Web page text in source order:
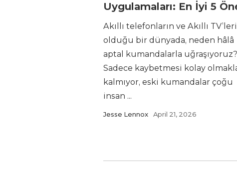
Uygulamaları: En İyi 5
Akıllı telefonların ve Akıllı
olduğu bir dünyada, neden hâlâ
aptal kumandalarla uğraşıyoruz?
Sadece kaybetmesi kolay
kalmıyor, eski kumandalar çoğu
insan ...
Jesse Lennox April 21, 2026